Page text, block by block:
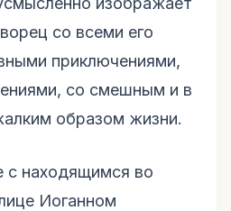
со всеми его
приключениями,
со смешным и в
образом жизни.
с находящимся во
Иоганном